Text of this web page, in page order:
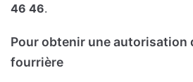
46 46.
Pour obtenir une autorisation
fourrière